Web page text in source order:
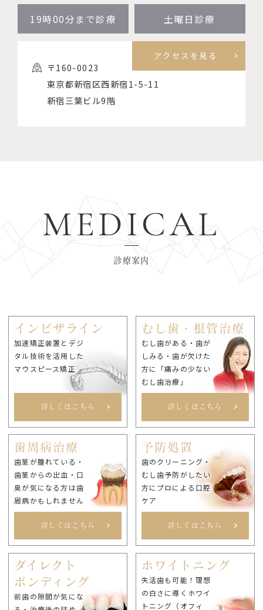
19時00分まで診療 土曜日診療
アクセスを見る
〒160-0023
東京都新宿区西新宿1-5-11
新宿三葉ビル9階
MEDICAL
診療案内
インビザライン
加速矯正装置とデジ
タル技術を活用した
マウスピース矯正
詳しくはこちら
むし歯・根管治療
むし歯がある・歯が
しみる・歯が欠けた
方に「痛みの少ない
むし歯治療」
詳しくはこちら
歯周病治療
歯茎が腫れている・
歯茎からの出血・口
臭が気になる方は歯
周病かもしれません
詳しくはこちら
予防処置
歯のクリーニング・
むし歯予防がしたい
方にプロによる口腔
ケア
詳しくはこちら
ダイレクト
ボンディング
前歯の隙間が気にな
ホワイトニング
失活歯も可能！理想
の白さに導くホワイ
トニング（オフィ